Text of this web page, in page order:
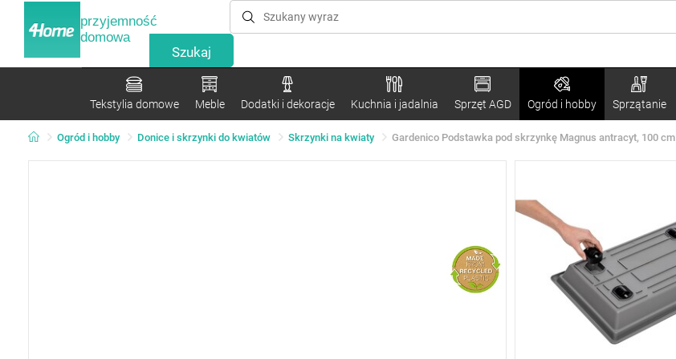
przyjemność
domowa
Tekstylia domowe Meble Dodatki i dekoracje Kuchnia i jadalnia Sprzęt AGD Ogród i hobby Sprzątanie
Ogród i hobby Donice i skrzynki do kwiatów Skrzynki na kwiaty Gardenico Podstawka pod skrzynkę Magnus antracyt, 100 cm